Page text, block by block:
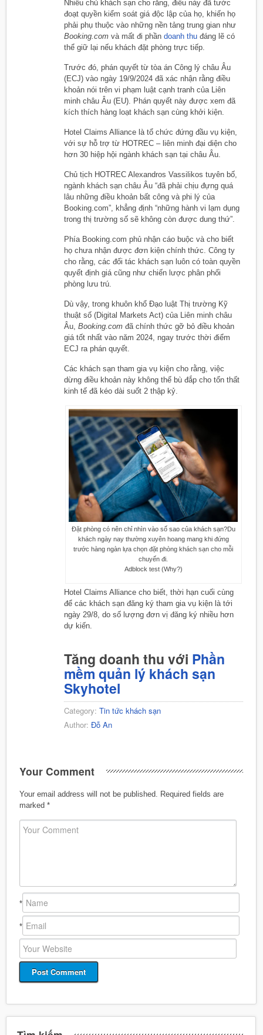
Nhiều chủ khách sạn cho rằng, điều này đã tước
đoạt quyền kiểm soát giá độc lập của họ, khiến họ
phải phụ thuộc vào những nền tảng trung gian như
Booking.com và mất đi phần doanh thu đáng lẽ có
thể giữ lại nếu khách đặt phòng trực tiếp.
Trước đó, phán quyết từ tòa án Công lý châu Âu
(ECJ) vào ngày 19/9/2024 đã xác nhận rằng điều
khoản nói trên vi phạm luật cạnh tranh của Liên
minh châu Âu (EU). Phán quyết này được xem đã
kích thích hàng loạt khách sạn cùng khởi kiện.
Hotel Claims Alliance là tổ chức đứng đầu vụ kiện,
với sự hỗ trợ từ HOTREC – liên minh đại diện cho
hơn 30 hiệp hội ngành khách sạn tại châu Âu.
Chủ tịch HOTREC Alexandros Vassilikos tuyên bố,
ngành khách sạn châu Âu “đã phải chịu đựng quá
lâu những điều khoản bất công và phi lý của
Booking.com”, khẳng định “những hành vi lạm dụng
trong thị trường số sẽ không còn được dung thứ”.
Phía Booking.com phủ nhận cáo buộc và cho biết
họ chưa nhận được đơn kiện chính thức. Công ty
cho rằng, các đối tác khách sạn luôn có toàn quyền
quyết định giá cũng như chiến lược phân phối
phòng lưu trú.
Dù vậy, trong khuôn khổ Đạo luật Thị trường Kỹ
thuật số (Digital Markets Act) của Liên minh châu
Âu, Booking.com đã chính thức gỡ bỏ điều khoản
giá tốt nhất vào năm 2024, ngay trước thời điểm
ECJ ra phán quyết.
Các khách sạn tham gia vụ kiện cho rằng, việc
dừng điều khoản này không thể bù đắp cho tổn thất
kinh tế đã kéo dài suốt 2 thập kỷ.
Đặt phòng có nên chỉ nhìn vào số sao của khách sạn?Du
khách ngày nay thường xuyên hoang mang khi đứng
trước hàng ngàn lựa chọn đặt phòng khách sạn cho mỗi
chuyến đi.
Adblock test (Why?)
Hotel Claims Alliance cho biết, thời hạn cuối cùng
để các khách sạn đăng ký tham gia vụ kiện là tới
ngày 29/8, do số lượng đơn vị đăng ký nhiều hơn
dự kiến.
Tăng doanh thu với Phần
mềm quản lý khách sạn
Skyhotel
Category: Tin tức khách sạn
Author: Đỗ An
Your Comment
Your email address will not be published.
Required fields are
marked *
*
*